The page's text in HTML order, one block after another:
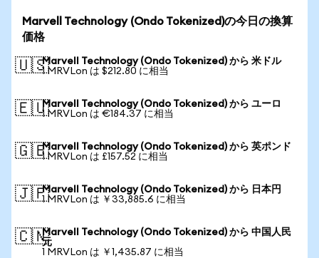
Marvell Technology (Ondo Tokenized)の今日の換算
価格
🇺🇸Marvell Technology (Ondo Tokenized) から 米ドル
1 MRVLon は $212.80 に相当
🇪🇺Marvell Technology (Ondo Tokenized) から ユーロ
1 MRVLon は €184.37 に相当
🇬🇧Marvell Technology (Ondo Tokenized) から 英ポンド
1 MRVLon は £157.52 に相当
🇯🇵Marvell Technology (Ondo Tokenized) から 日本円
1 MRVLon は ￥33,885.6 に相当
🇨🇳Marvell Technology (Ondo Tokenized) から 中国人民
元
1 MRVLon は ￥1,435.87 に相当